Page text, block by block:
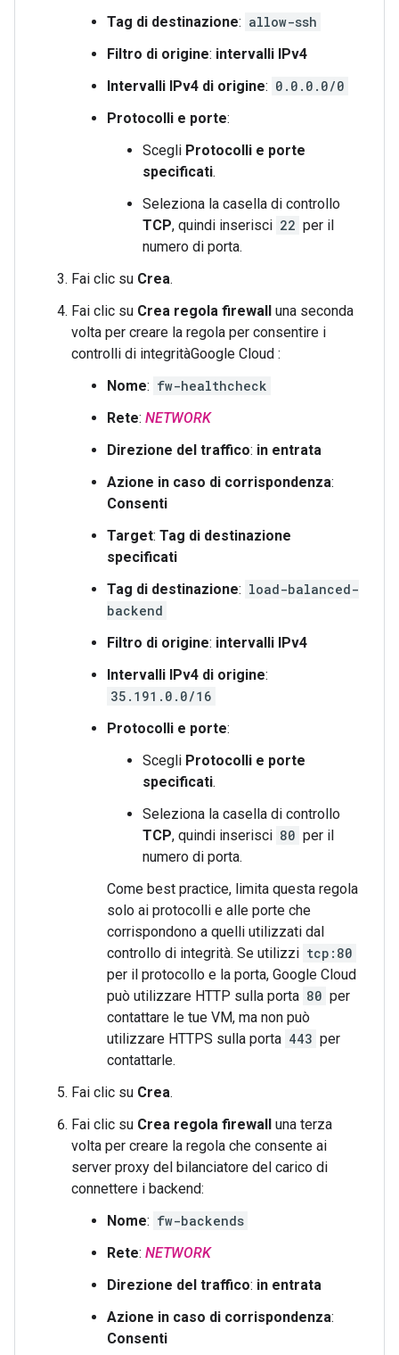
Tag di destinazione: allow-ssh
Filtro di origine: intervalli IPv4
Intervalli IPv4 di origine: 0.0.0.0/0
Protocolli e porte:
Scegli Protocolli e porte
specificati.
Seleziona la casella di controllo
TCP, quindi inserisci 22 per il
numero di porta.
Fai clic su Crea.
Fai clic su Crea regola firewall una seconda
volta per creare la regola per consentire i
controlli di integritàGoogle Cloud :
Nome: fw-healthcheck
Rete: NETWORK
Direzione del traffico: in entrata
Azione in caso di corrispondenza:
Consenti
Target: Tag di destinazione
specificati
Tag di destinazione: load-balanced-
backend
Filtro di origine: intervalli IPv4
Intervalli IPv4 di origine:
35.191.0.0/16
Protocolli e porte:
Scegli Protocolli e porte
specificati.
Seleziona la casella di controllo
TCP, quindi inserisci 80 per il
numero di porta.
Come best practice, limita questa regola
solo ai protocolli e alle porte che
corrispondono a quelli utilizzati dal
controllo di integrità. Se utilizzi tcp:80
per il protocollo e la porta, Google Cloud
può utilizzare HTTP sulla porta 80 per
contattare le tue VM, ma non può
utilizzare HTTPS sulla porta 443 per
contattarle.
Fai clic su Crea.
Fai clic su Crea regola firewall una terza
volta per creare la regola che consente ai
server proxy del bilanciatore del carico di
connettere i backend:
Nome: fw-backends
Rete: NETWORK
Direzione del traffico: in entrata
Azione in caso di corrispondenza:
Consenti